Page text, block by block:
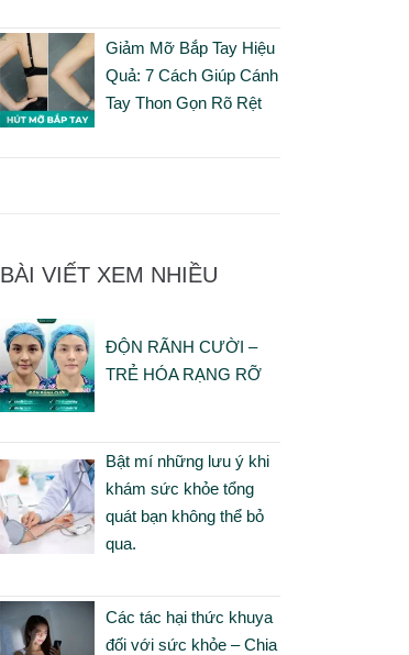
Giảm Mỡ Bắp Tay Hiệu
Quả: 7 Cách Giúp Cánh
Tay Thon Gọn Rõ Rệt
BÀI VIẾT XEM NHIỀU
ĐỘN RÃNH CƯỜI –
TRẺ HÓA RẠNG RỠ
Bật mí những lưu ý khi
khám sức khỏe tổng
quát bạn không thể bỏ
qua.
Các tác hại thức khuya
đối với sức khỏe – Chia